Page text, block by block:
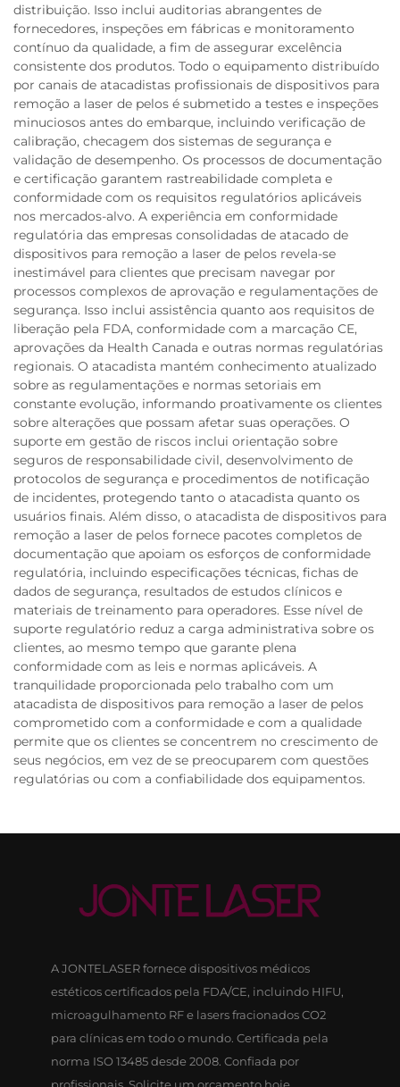
distribuição. Isso inclui auditorias abrangentes de
fornecedores, inspeções em fábricas e monitoramento
contínuo da qualidade, a fim de assegurar excelência
consistente dos produtos. Todo o equipamento distribuído
por canais de atacadistas profissionais de dispositivos para
remoção a laser de pelos é submetido a testes e inspeções
minuciosos antes do embarque, incluindo verificação de
calibração, checagem dos sistemas de segurança e
validação de desempenho. Os processos de documentação
e certificação garantem rastreabilidade completa e
conformidade com os requisitos regulatórios aplicáveis
nos mercados-alvo. A experiência em conformidade
regulatória das empresas consolidadas de atacado de
dispositivos para remoção a laser de pelos revela-se
inestimável para clientes que precisam navegar por
processos complexos de aprovação e regulamentações de
segurança. Isso inclui assistência quanto aos requisitos de
liberação pela FDA, conformidade com a marcação CE,
aprovações da Health Canada e outras normas regulatórias
regionais. O atacadista mantém conhecimento atualizado
sobre as regulamentações e normas setoriais em
constante evolução, informando proativamente os clientes
sobre alterações que possam afetar suas operações. O
suporte em gestão de riscos inclui orientação sobre
seguros de responsabilidade civil, desenvolvimento de
protocolos de segurança e procedimentos de notificação
de incidentes, protegendo tanto o atacadista quanto os
usuários finais. Além disso, o atacadista de dispositivos para
remoção a laser de pelos fornece pacotes completos de
documentação que apoiam os esforços de conformidade
regulatória, incluindo especificações técnicas, fichas de
dados de segurança, resultados de estudos clínicos e
materiais de treinamento para operadores. Esse nível de
suporte regulatório reduz a carga administrativa sobre os
clientes, ao mesmo tempo que garante plena
conformidade com as leis e normas aplicáveis. A
tranquilidade proporcionada pelo trabalho com um
atacadista de dispositivos para remoção a laser de pelos
comprometido com a conformidade e com a qualidade
permite que os clientes se concentrem no crescimento de
seus negócios, em vez de se preocuparem com questões
regulatórias ou com a confiabilidade dos equipamentos.
A JONTELASER fornece dispositivos médicos
estéticos certificados pela FDA/CE, incluindo HIFU,
microagulhamento RF e lasers fracionados CO2
para clínicas em todo o mundo. Certificada pela
norma ISO 13485 desde 2008. Confiada por
profissionais. Solicite um orçamento hoje.